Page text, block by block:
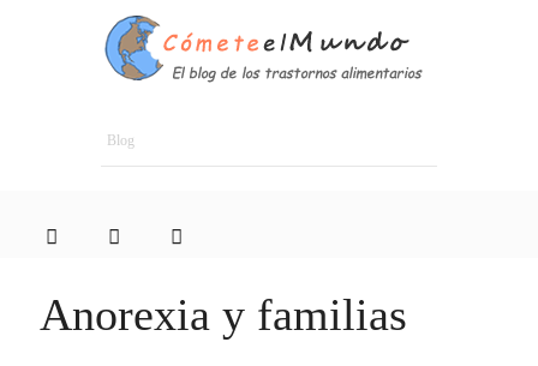
Blog
Anorexia y familias